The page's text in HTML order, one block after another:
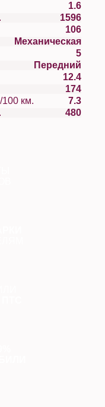
1.6
1596
106
Механическая
5
Передний
12.4
174
км.
7.3
л.
480